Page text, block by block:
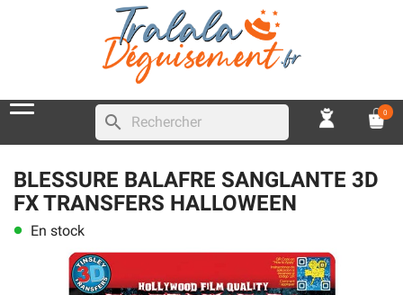
search 0
BLESSURE BALAFRE SANGLANTE 3D
FX TRANSFERS HALLOWEEN
lens En stock